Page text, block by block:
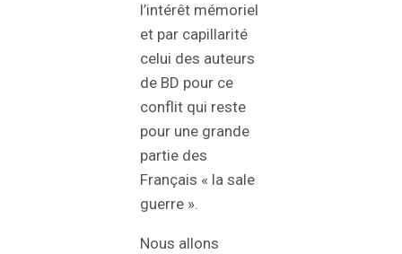
l’intérêt mémoriel
et par capillarité
celui des auteurs
de BD pour ce
conflit qui reste
pour une grande
partie des
Français « la sale
guerre ».
Nous allons